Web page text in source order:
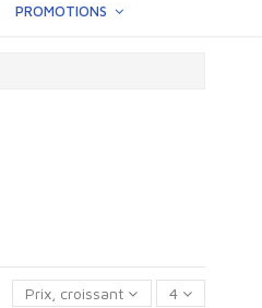
PROMOTIONS
Prix, croissant 4